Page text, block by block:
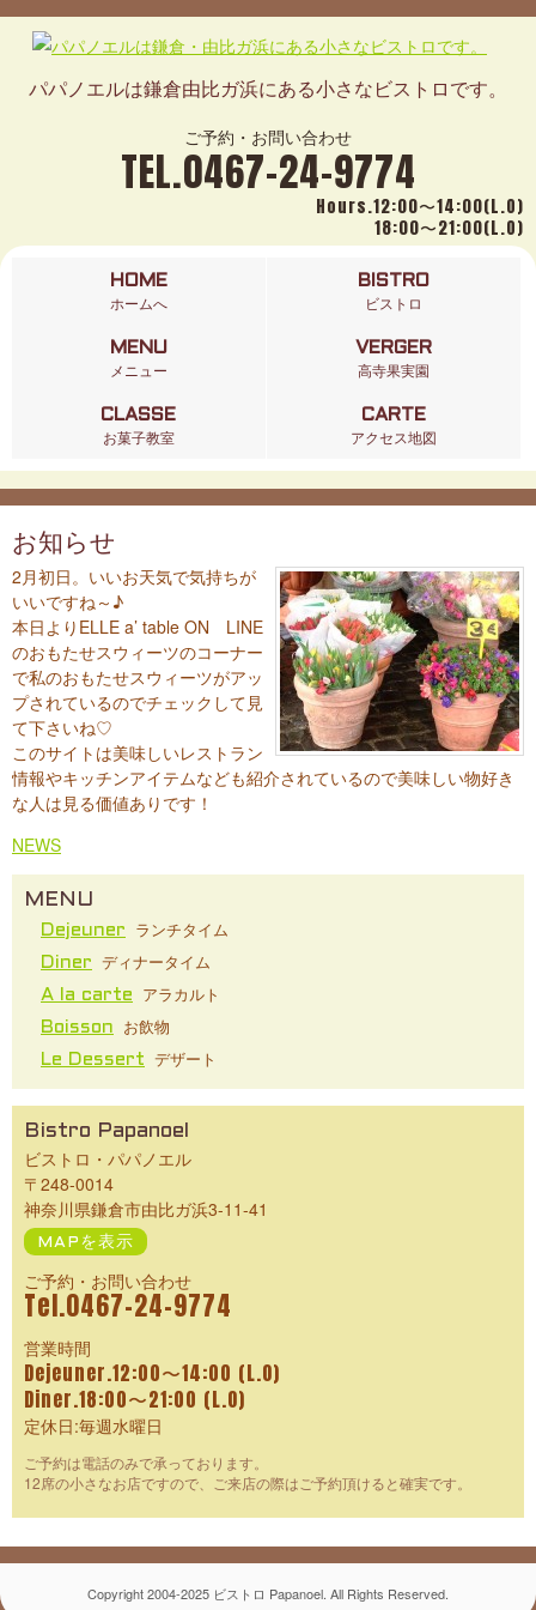
パパノエルは鎌倉由比ガ浜にある小さなビストロです。
ご予約・お問い合わせ
TEL.0467-24-9774
Hours.12:00〜14:00(L.O)
18:00〜21:00(L.O)
HOME
ホームへ
BISTRO
ビストロ
MENU
メニュー
VERGER
高寺果実園
CLASSE
お菓子教室
CARTE
アクセス地図
お知らせ
2月初日。いいお天気で気持ちが
いいですね～♪
本日よりELLE a’ table ON LINE
のおもたせスウィーツのコーナー
で私のおもたせスウィーツがアッ
プされているのでチェックして見
て下さいね♡
このサイトは美味しいレストラン
情報やキッチンアイテムなども紹介されているので美味しい物好き
な人は見る価値ありです！
NEWS
MENU
Dejeuner ランチタイム
Diner ディナータイム
A la carte アラカルト
Boisson お飲物
Le Dessert デザート
Bistro Papanoel
ビストロ・パパノエル
〒248-0014
神奈川県鎌倉市由比ガ浜3-11-41
MAPを表示
ご予約・お問い合わせ
Tel.0467-24-9774
営業時間
Dejeuner.12:00〜14:00 (L.O)
Diner.18:00〜21:00 (L.O)
定休日:毎週水曜日
ご予約は電話のみで承っております。
12席の小さなお店ですので、ご来店の際はご予約頂けると確実です。
Copyright 2004-2025 ビストロ Papanoel. All Rights Reserved.